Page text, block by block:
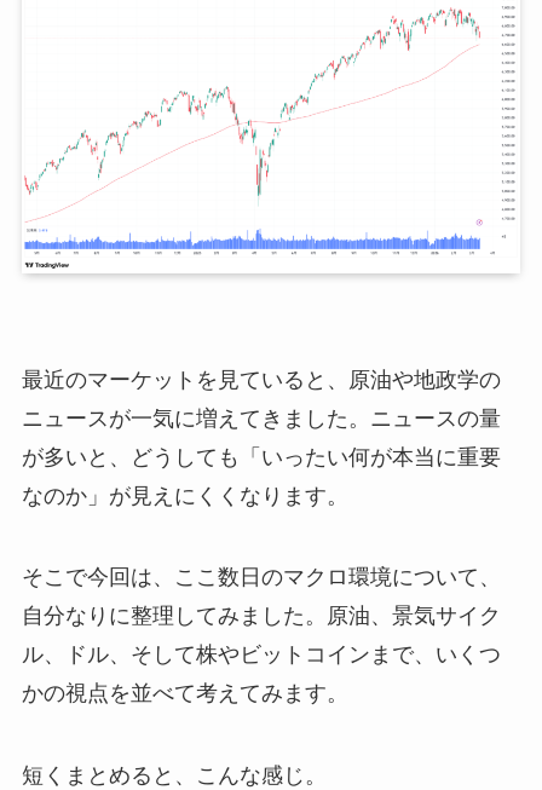
最近のマーケットを見ていると、原油や地政学の
ニュースが一気に増えてきました。ニュースの量
が多いと、どうしても「いったい何が本当に重要
なのか」が見えにくくなります。
そこで今回は、ここ数日のマクロ環境について、
自分なりに整理してみました。原油、景気サイク
ル、ドル、そして株やビットコインまで、いくつ
かの視点を並べて考えてみます。
短くまとめると、こんな感じ。